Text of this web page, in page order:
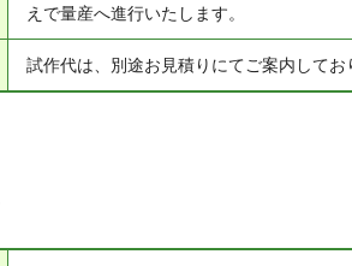
えで量産へ進行いたします。
試作代は、別途お見積りにてご案内してお